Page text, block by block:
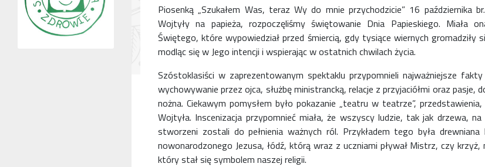
Piosenką „Szukałem Was, teraz Wy do mnie przychodzicie” 16 października
Wojtyły na papieża, rozpoczęliśmy świętowanie Dnia Papieskiego. Miała
Świętego, które wypowiedział przed śmiercią, gdy tysiące wiernych gromadziły
modląc się w Jego intencji i wspierając w ostatnich chwilach życia.
Szóstoklasiści w zaprezentowanym spektaklu przypomnieli najważniejsze
wychowywanie przez ojca, służbę ministrancką, relacje z przyjaciółmi oraz pasje,
nożna. Ciekawym pomysłem było pokazanie „teatru w teatrze”,
Wojtyła. Inscenizacja przypomnieć miała, że wszyscy ludzie, tak jak drzewa,
stworzeni zostali do pełnienia ważnych ról. Przykładem tego była
nowonarodzonego Jezusa, łódź, którą wraz z uczniami pływał Mistrz, czy
który stał się symbolem naszej religii.